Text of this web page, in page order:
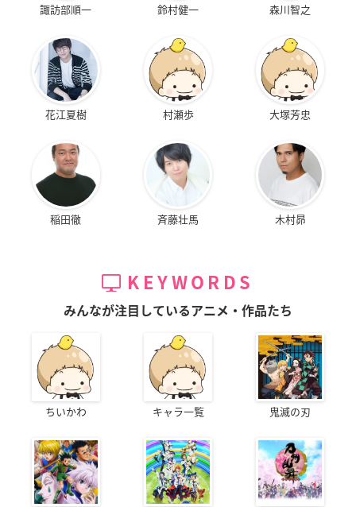
諏訪部順一 鈴村健一 森川智之
花江夏樹 村瀬歩 大塚芳忠
稲田徹 斉藤壮馬 木村昴
KEYWORDS
みんなが注目しているアニメ・作品たち
ちいかわ キャラ一覧 鬼滅の刃